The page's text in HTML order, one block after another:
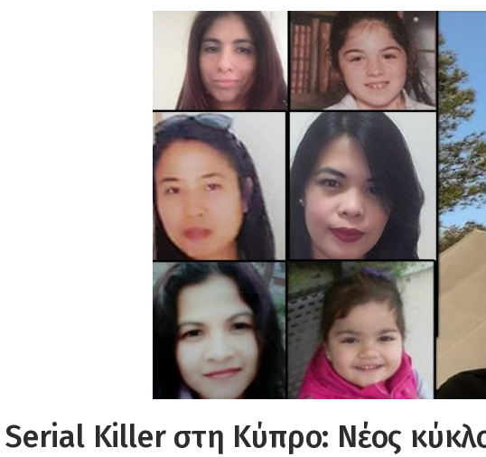
Serial Killer στη Κύπρο: Νέος